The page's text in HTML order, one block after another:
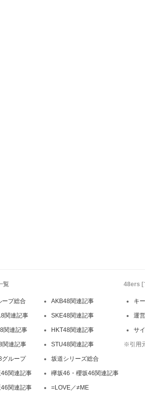
覧
ープ総合 AKB48関連記事
関連記事 SKE48関連記事
関連記事 HKT48関連記事
関連記事 STU48関連記事
グループ 坂道シリーズ総合
46関連記事 欅坂46・櫻坂46関連記事
46関連記事 =LOVE／≠ME
48ers [
キ
運
サ
※引用